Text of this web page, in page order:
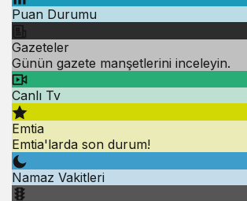
Puan Durumu
Gazeteler
Günün gazete manşetlerini inceleyin.
Canlı Tv
Emtia
Emtia'larda son durum!
Namaz Vakitleri